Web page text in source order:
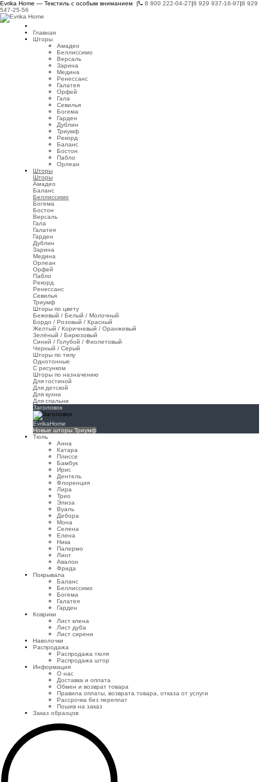
Evrika Home — Текстиль с особым вниманием | 8 800 222-04-27|8 929 937-16-97|8 929
547-25-56
Главная
Шторы
Амадео
Беллиссимо
Версаль
Зарина
Медина
Ренессанс
Галатея
Орфей
Гала
Севилья
Богема
Гарден
Дублин
Триумф
Рекорд
Баланс
Бостон
Пабло
Орлеан
Шторы
Шторы
Амадео
Баланс
Беллиссимо
Богема
Бостон
Версаль
Гала
Галатея
Гарден
Дублин
Зарина
Медина
Орлеан
Орфей
Пабло
Рекорд
Ренессанс
Севилья
Триумф
Шторы по цвету
Бежевый / Белый / Молочный
Бордо / Розовый / Красный
Желтый / Коричневый / Оранжевый
Зелёный / Бирюзовый
Синий / Голубой / Фиолетовый
Черный / Серый
Шторы по типу
Однотонные
С рисунком
Шторы по назначению
Для гостиной
Для детской
Для кухни
Для спальни
Заголовок
EvrikaHome
Новые шторы Триумф
Тюль
Анна
Катара
Плиссе
Бамбук
Ирис
Дентель
Флоренция
Лира
Трио
Элиза
Вуаль
Дебора
Мона
Селена
Елена
Ника
Палермо
Линт
Авалон
Фрида
Покрывала
Баланс
Беллиссимо
Богема
Галатея
Гарден
Коврики
Лист клена
Лист дуба
Лист сирени
Наволочки
Распродажа
Распродажа тюля
Распродажа штор
Информация
О нас
Доставка и оплата
Обмен и возврат товара
Правила оплаты, возврата товара, отказа от услуги
Рассрочка без переплат
Пошив на заказ
Заказ образцов